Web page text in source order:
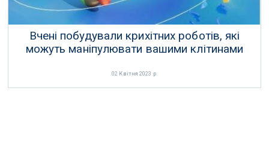
Вчені побудували крихітних роботів, які
можуть маніпулювати вашими клітинами
02 Квітня 2023 р.